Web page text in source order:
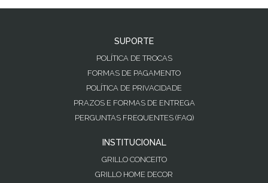
SUPORTE
POLÍTICA DE TROCAS
FORMAS DE PAGAMENTO
POLÍTICA DE PRIVACIDADE
PRAZOS E FORMAS DE ENTREGA
PERGUNTAS FREQUENTES (FAQ)
INSTITUCIONAL
GRILLO CONCEITO
GRILLO HOME DECOR